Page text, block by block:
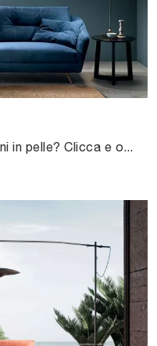
Cerchi salotti e divani Valentini in pelle? Clicca e ottieni informazioni sul modello Duke per spazi moderni.